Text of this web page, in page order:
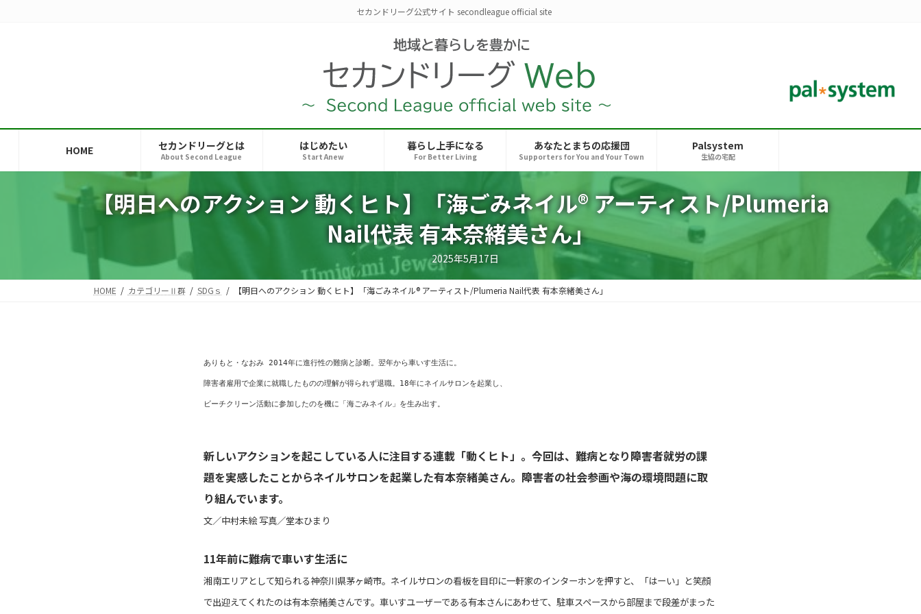
セカンドリーグ公式サイト secondleague official site
HOME セカンドリーグとは
About Second League
はじめたい
Start Anew
暮らし上手になる
For Better Living
あなたとまちの応援団
Supporters for You and Your Town
Palsystem
生協の宅配
【明日へのアクション 動くヒト】「海ごみネイル® アーティスト/Plumeria
Nail代表 有本奈緒美さん」
2025年5月17日
HOME カテゴリーⅡ群 SDGｓ 【明日へのアクション 動くヒト】「海ごみネイル® アーティスト/Plumeria Nail代表 有本奈緒美さん」
ありもと・なおみ 2014年に進行性の難病と診断。翌年から車いす生活に。
障害者雇用で企業に就職したものの理解が得られず退職。18年にネイルサロンを起業し、
新しいアクションを起こしている人に注目する連載「動くヒト」。今回は、難病となり障害者就労の課
題を実感したことからネイルサロンを起業した有本奈緒美さん。障害者の社会参画や海の環境問題に取
り組んでいます。
文／中村未絵 写真／堂本ひまり
11年前に難病で車いす生活に
湘南エリアとして知られる神奈川県茅ヶ崎市。ネイルサロンの看板を目印に一軒家のインターホンを押すと、「はーい」と笑顔
で出迎えてくれたのは有本奈緒美さんです。車いすユーザーである有本さんにあわせて、駐車スペースから部屋まで段差がまった